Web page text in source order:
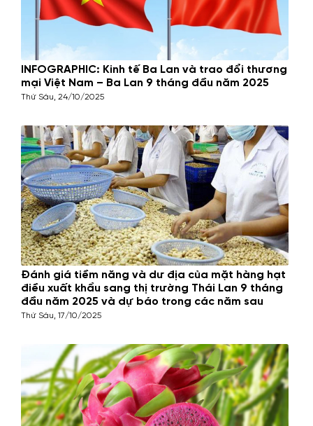
INFOGRAPHIC: Kinh tế Ba Lan và trao đổi thương
mại Việt Nam – Ba Lan 9 tháng đầu năm 2025
Thứ Sáu, 24/10/2025
Đánh giá tiềm năng và dư địa của mặt hàng hạt
điều xuất khẩu sang thị trường Thái Lan 9 tháng
đầu năm 2025 và dự báo trong các năm sau
Thứ Sáu, 17/10/2025